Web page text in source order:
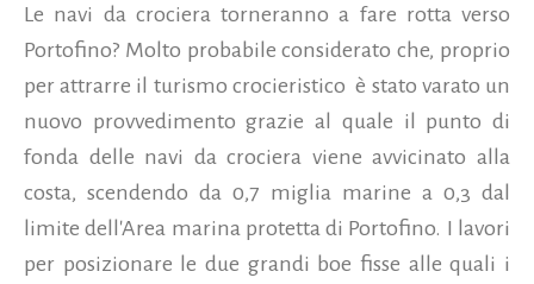
Le navi da crociera torneranno a fare rotta verso
Portofino? Molto probabile considerato che, proprio
per attrarre il turismo crocieristico è stato varato un
nuovo provvedimento grazie al quale il punto di
fonda delle navi da crociera viene avvicinato alla
costa, scendendo da 0,7 miglia marine a 0,3 dal
limite dell'Area marina protetta di Portofino. I lavori
per posizionare le due grandi boe fisse alle quali i